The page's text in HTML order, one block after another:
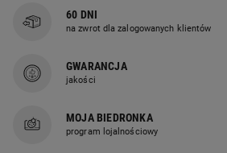
60 DNI
na zwrot dla zalogowanych klientów
GWARANCJA
jakości
MOJA BIEDRONKA
program lojalnościowy